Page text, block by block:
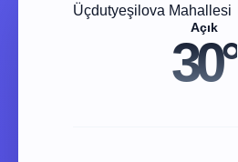
Üçdutyeşilova Mahallesi
Açık
30°